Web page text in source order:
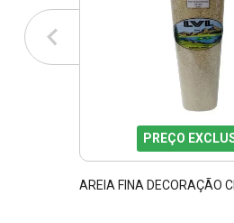
PREÇO
AREIA FINA DECORAÇÃO